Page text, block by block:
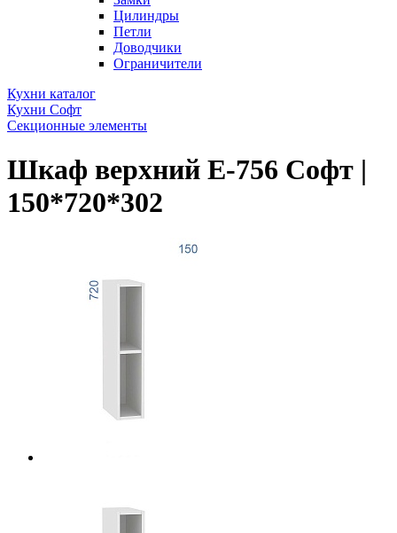
Цилиндры
Петли
Доводчики
Ограничители
Кухни каталог
Кухни Софт
Секционные элементы
Шкаф верхний Е-756 Софт |
150*720*302